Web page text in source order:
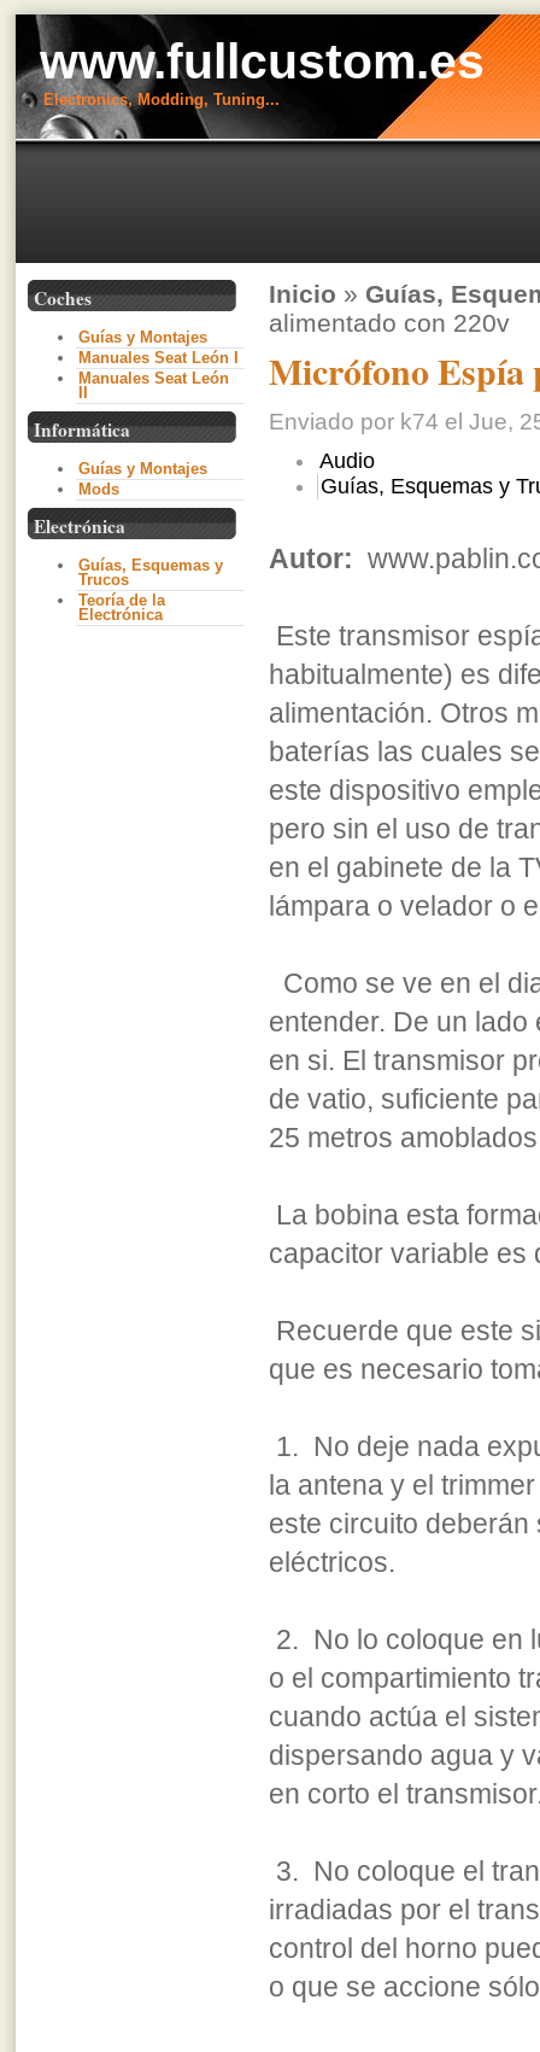
www.fullcustom.es
Electronics, Modding, Tuning...
Coches
Guías y Montajes
Manuales Seat León I
Manuales Seat León
Informática
Guías y Montajes
Mods
Electrónica
Guías, Esquemas y
Trucos
Teoría de la
Electrónica
Inicio » Guías,
alimentado con 220v
Micrófono Espía
Enviado por k74 el Jue,
Audio
Guías, Esquemas y
Autor:
Este transmisor
habitualmente) es
alimentación. Otros
baterías las cuales
este dispositivo
pero sin el uso de
en el gabinete de la
lámpara o velador o
Como se ve en el
entender. De un
en si. El transmisor
de vatio, suficiente
25 metros
La bobina esta
capacitor variable es
Recuerde que este
que es necesario
1. No deje nada
la antena y el
este circuito
eléctricos.
2. No lo coloque en
o el compartimiento
cuando actúa el
dispersando agua y
en corto el
3. No coloque el
irradiadas por el
control del horno
o que se accione